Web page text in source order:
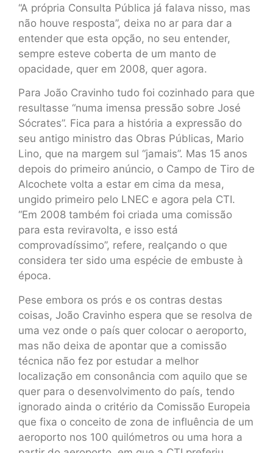
“A própria Consulta Pública já falava nisso, mas
não houve resposta”, deixa no ar para dar a
entender que esta opção, no seu entender,
sempre esteve coberta de um manto de
opacidade, quer em 2008, quer agora.
Para João Cravinho tudo foi cozinhado para que
resultasse “numa imensa pressão sobre José
Sócrates”. Fica para a história a expressão do
seu antigo ministro das Obras Públicas, Mario
Lino, que na margem sul “jamais”. Mas 15 anos
depois do primeiro anúncio, o Campo de Tiro de
Alcochete volta a estar em cima da mesa,
ungido primeiro pelo LNEC e agora pela CTI.
“Em 2008 também foi criada uma comissão
para esta reviravolta, e isso está
comprovadíssimo”, refere, realçando o que
considera ter sido uma espécie de embuste à
época.
Pese embora os prós e os contras destas
coisas, João Cravinho espera que se resolva de
uma vez onde o país quer colocar o aeroporto,
mas não deixa de apontar que a comissão
técnica não fez por estudar a melhor
localização em consonância com aquilo que se
quer para o desenvolvimento do país, tendo
ignorado ainda o critério da Comissão Europeia
que fixa o conceito de zona de influência de um
aeroporto nos 100 quilómetros ou uma hora a